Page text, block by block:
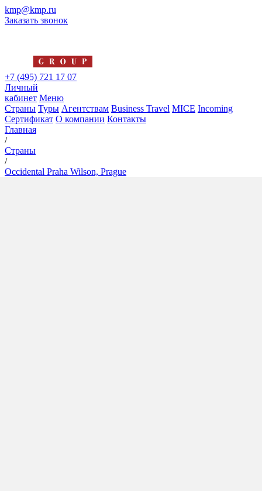
kmp@kmp.ru
Заказать звонок
+7 (495) 721 17 07
Личный
кабинет Меню
Страны Туры Агентствам Business Travel MICE Incoming
Сертификат О компании Контакты
Главная
/
Страны
/
Occidental Praha Wilson, Prague